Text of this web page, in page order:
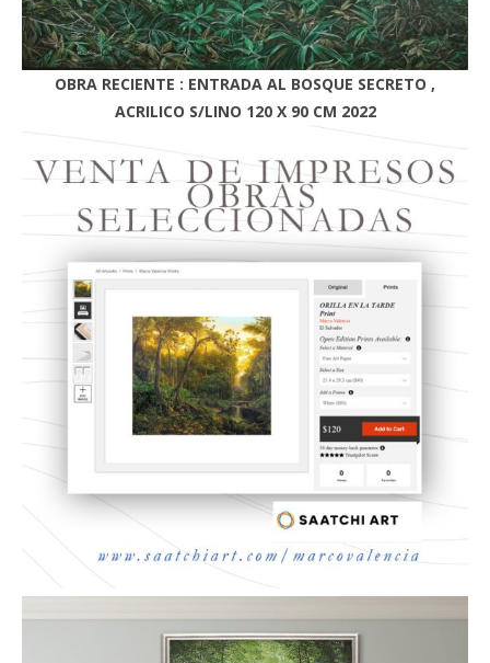
OBRA RECIENTE : ENTRADA AL BOSQUE SECRETO ,
ACRILICO S/LINO 120 X 90 CM 2022